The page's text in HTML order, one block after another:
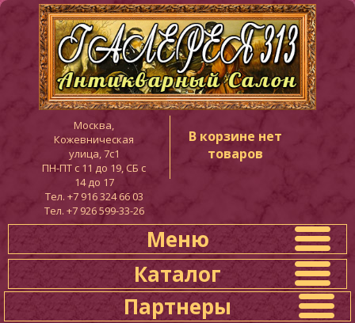
Москва,
Кожевническая
улица, 7с1
ПН-ПТ c 11 до 19, СБ с
14 до 17
Тел. +7 916 324 66 03
Тел. +7 926 599-33-26
В корзине нет
товаров
Меню
Каталог
Партнеры